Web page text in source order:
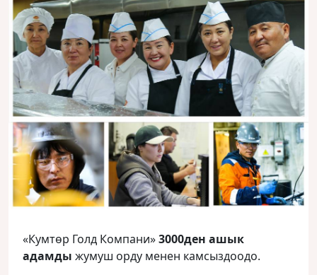
«Кумтөр Голд Компани»3000ден ашык
адамды жумуш орду менен камсыздоодо.